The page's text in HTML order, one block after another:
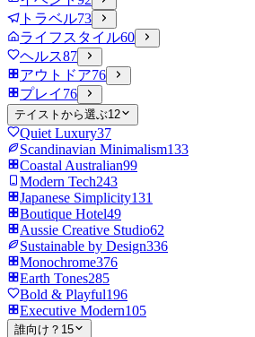
トラベル73
ライフスタイル60
ヘルス87
アウトドア76
プレイ 76
テイストから選ぶ12
Quiet Luxury37
Scandinavian Minimalism133
Coastal Australian99
Modern Tech243
Japanese Simplicity131
Boutique Hotel49
Aussie Creative Studio62
Sustainable by Design336
Monochrome376
Earth Tones285
Bold & Playful196
Executive Modern105
誰向け？ 15